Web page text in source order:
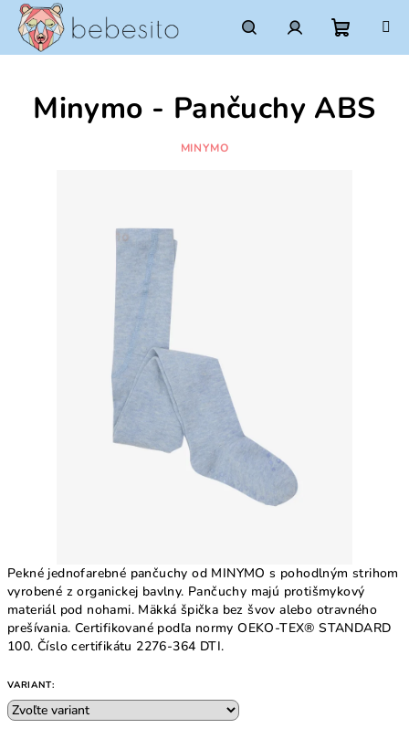
Prejsť
obsah
HľadaťPrihlásenie
košík
Pekné jednofarebné pančuchy od MINYMO s pohodlným strihom
vyrobené z organickej bavlny. Pančuchy majú protišmykový
materiál pod nohami. Mäkká špička bez švov alebo otravného
prešívania. Certifikované podľa normy OEKO-TEX® STANDARD
100. Číslo certifikátu 2276-364 DTI.
VARIANT:
Minymo - Pančuchy ABS
MINYMO